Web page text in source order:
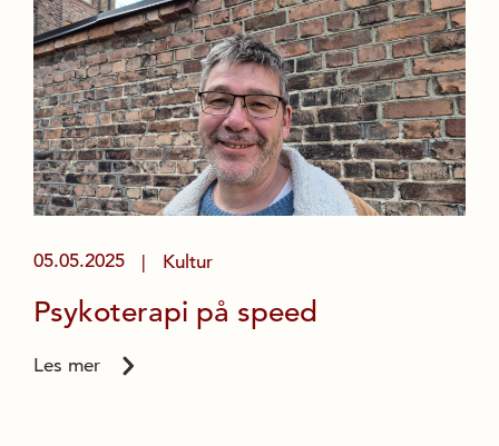
05.05.2025 | Kultur
Psykoterapi på speed
Les mer